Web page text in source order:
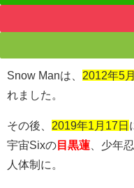
Snow Manは、 2012年5
れました。
その後、 2019年1月17日
宇宙Sixの 目黒蓮 、少年
人体制に。